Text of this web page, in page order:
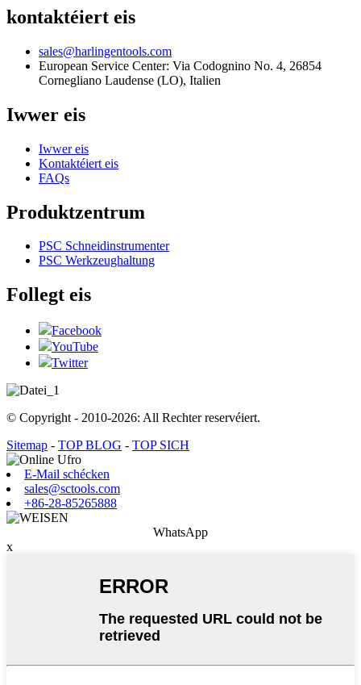
kontaktéiert eis
sales@harlingentools.com
European Service Center: Via Codognino No. 4, 26854
Cornegliano Laudense (LO), Italien
Iwwer eis
Iwwer eis
Kontaktéiert eis
FAQs
Produktzentrum
PSC Schneidinstrumenter
PSC Werkzeughaltung
Follegt eis
Facebook
YouTube
Twitter
© Copyright - 2010-2026: All Rechter reservéiert.
Sitemap - TOP BLOG - TOP SICH
E-Mail schécken
sales@sctools.com
+86-28-85265888
WhatsApp
x